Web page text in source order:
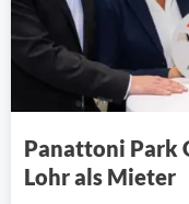
Panattoni Park
Lohr als Mieter